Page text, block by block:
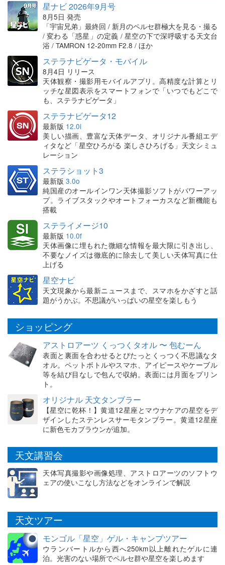
星ナビ 2026年9月号
8月5日 発売
「宇宙兄弟」最終回 / 新月のペルセ群極大を見る・撮る
/ 変わる「惑星」の定義 / 星空の下で深呼吸する天文台
浴 / TAMRON 12-20mm F2.8 / ほか
ステラナビゲータ・モバイル
8月4日 リリース
天体観察・撮影用モバイルアプリ。高精度な計算とリ
ッチな星図表示をスマートフォンで「いつでもどこで
も、ステラナビゲータ」
ステラナビゲータ12
最新版 12.0i
美しい描画、豊富な天体データ、オリジナル番組エデ
ィタなど「星空ひろがる 楽しさひろげる」天文シミュ
レーション
ステラショット3
最新版 3.0o
純国産のオールインワン天体撮影ソフトがパワーアッ
プ。ライブスタックやオートフォーカスなど新機能も
搭載
ステライメージ10
最新版 10.0f
天体画像に埋もれた微細な情報を最大限に引き出し、
不要なノイズは徹底的に除去して美しい天体写真に仕
上げる
星空ナビ
天文現象から最新ニュースまで、スマホをかざすと話
題がうかぶ。不思議がいっぱいの星空を楽しもう
ショッピング
アストロアーツ くっつくタオル 〜 包むーん
表面と裏面を合わせるとぴたっとくっつく不思議なタ
オル。ペットボトルやスマホ、アイピースやケーブル
等を結び目なしで包んで収納。表面には月面をプリン
ト。
オリジナル 天文タンブラー
【星空に乾杯！】黄道12星座とマウナケアの星空をデ
ザインしたステンレスサーモタンブラー。黄道12星座
に新色モカブラウンが追加。
天文講習会
天体写真撮影や画像処理、アストロアーツのソフトウ
ェアの使いこなし方法などをオンラインで解説
天文ツアー
モンゴル「星空」ゲル・キャンプツアー
ウランバートルから西へ250km以上離れたゲルに連
泊。光害のない場所でペルセ群や星空を楽しめます